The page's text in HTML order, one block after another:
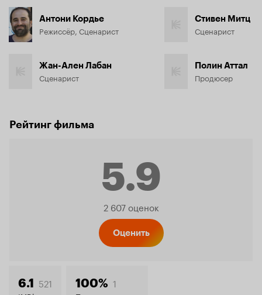
Антони Кордье
Режиссёр, Сценарист
Жан-Ален Лабан
Сценарист
Стивен Митц
Сценарист
Полин Аттал
Продюсер
Рейтинг фильма
5.9
Рейтинг
2 607 оценок
Оценить
6.1 521 100% 1